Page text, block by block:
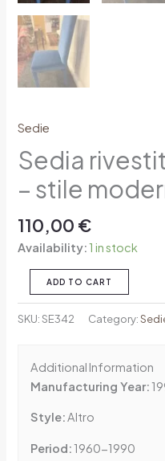
Sedie
Sedia
– stile
110,00 €
Availability:1 in stock
ADD TO CART
SKU:SE342 Category:
Additional Information
Manufacturing Year:
Style:Altro
Period:1960-1990